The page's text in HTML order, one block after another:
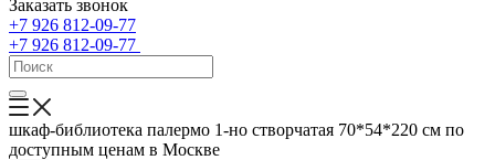
Заказать звонок
+7 926 812-09-77
+7 926 812-09-77
шкаф-библиотека палермо 1-но створчатая 70*54*220 см по
доступным ценам в Москве